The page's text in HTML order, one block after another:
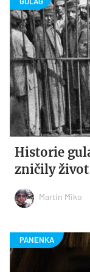
Historie
zničily
Martin Miko